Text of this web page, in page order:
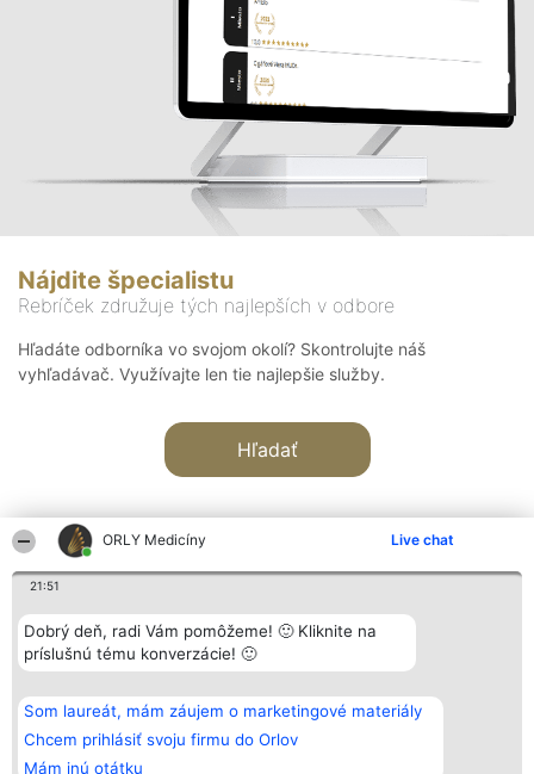
ORLY Medicíny Live chat
21:51
Dobrý deň, radi Vám pomôžeme! 🙂 Kliknite na
príslušnú tému konverzácie! 🙂
Som laureát, mám záujem o marketingové materiály
Chcem prihlásiť svoju firmu do Orlov
Mám inú otátku
Nájdite špecialistu
Rebríček združuje tých najlepších v odbore
Hľadáte odborníka vo svojom okolí? Skontrolujte náš
vyhľadávač. Využívajte len tie najlepšie služby.
Hľadať
Organizátor hodnotenia
Bright Side Solutions sp. z o.
o. sp. k.
Wrocław 50-079
KRS 0000749100 | Regon
381313360 | NIP 8943132676
+48 508 492 400
Hodnotenie
Laureáti
Lista
Laureatów
Podmienky
Obchodné
podmienky
Kontakt
Kontakt